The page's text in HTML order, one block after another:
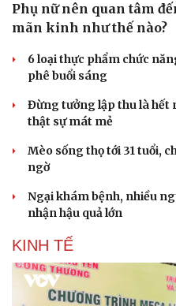
Pháp luật
Tin nóng
Tư vấn luật
Phụ nữ nên quan tâm
mãn kinh như thế nào?
6 loại thực phẩm chức
phê buổi sáng
Đừng tưởng lập thu là hết
thật sự mát mẻ
Mèo sống thọ tới 31 tuổi,
ngờ
Ngại khám bệnh, nhiều
nhận hậu quả lớn
KINH TẾ